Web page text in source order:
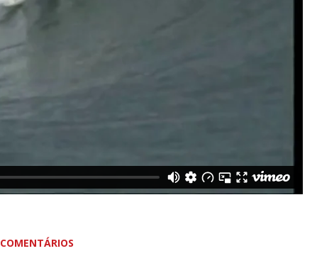
COMENTÁRIOS